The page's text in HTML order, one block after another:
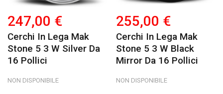
247,00 €
Cerchi In Lega Mak
Stone 5 3 W Silver Da
16 Pollici
NON DISPONIBILE
255,00 €
Cerchi In Lega Mak
Stone 5 3 W Black
Mirror Da 16 Pollici
NON DISPONIBILE